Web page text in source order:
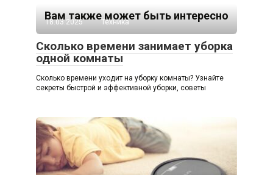
Вам также может быть интересно
18.03.2025 Техника
Сколько времени занимает уборка
одной комнаты
Сколько времени уходит на уборку комнаты? Узнайте
секреты быстрой и эффективной уборки, советы